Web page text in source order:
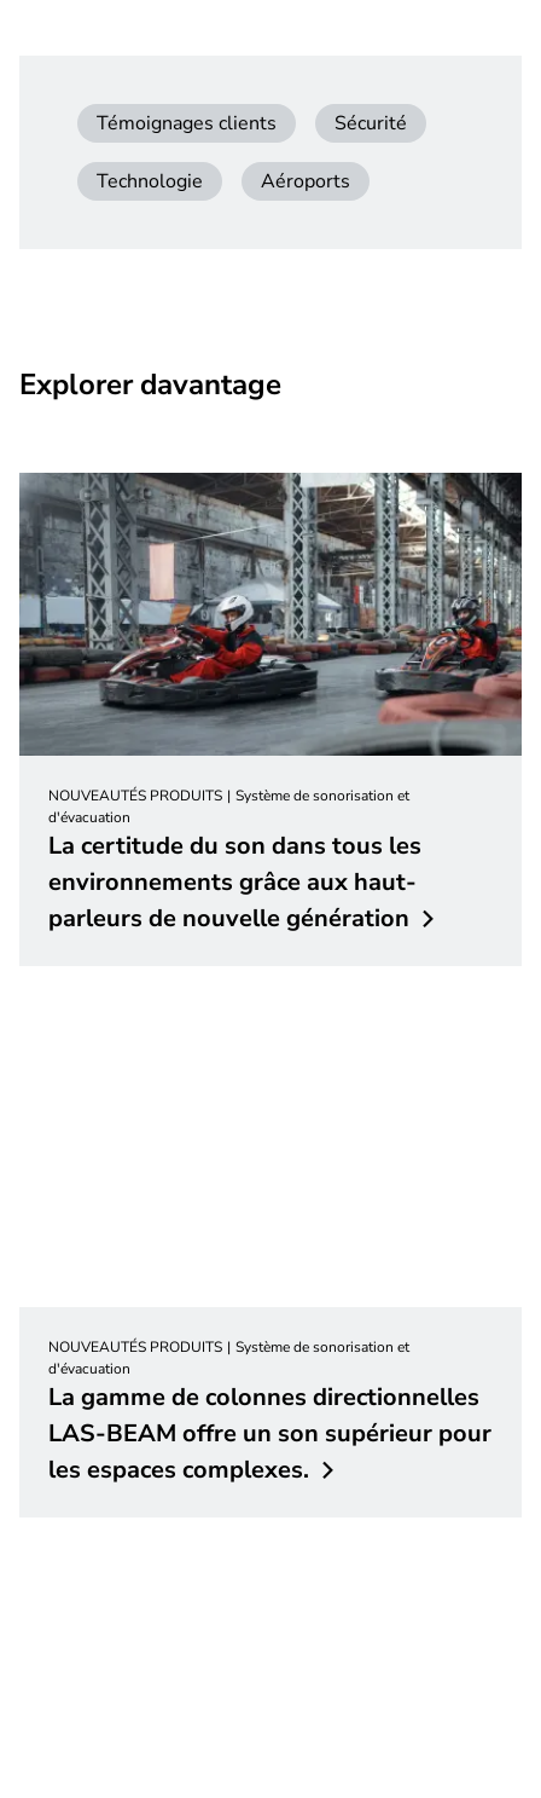
Témoignages clients Sécurité
Technologie Aéroports
Explorer davantage
NOUVEAUTÉS PRODUITS
Système de sonorisation et
d'évacuation
La certitude du son dans tous les
environnements grâce aux haut-
parleurs de nouvellegénération
NOUVEAUTÉS PRODUITS
Système de sonorisation et
d'évacuation
La gamme de colonnes directionnelles
LAS-BEAM offre un son supérieur pour
les espaces complexes.